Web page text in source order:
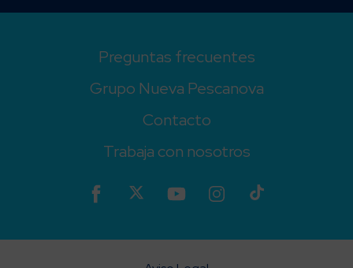
Preguntas frecuentes
Grupo Nueva Pescanova
Contacto
Trabaja con nosotros